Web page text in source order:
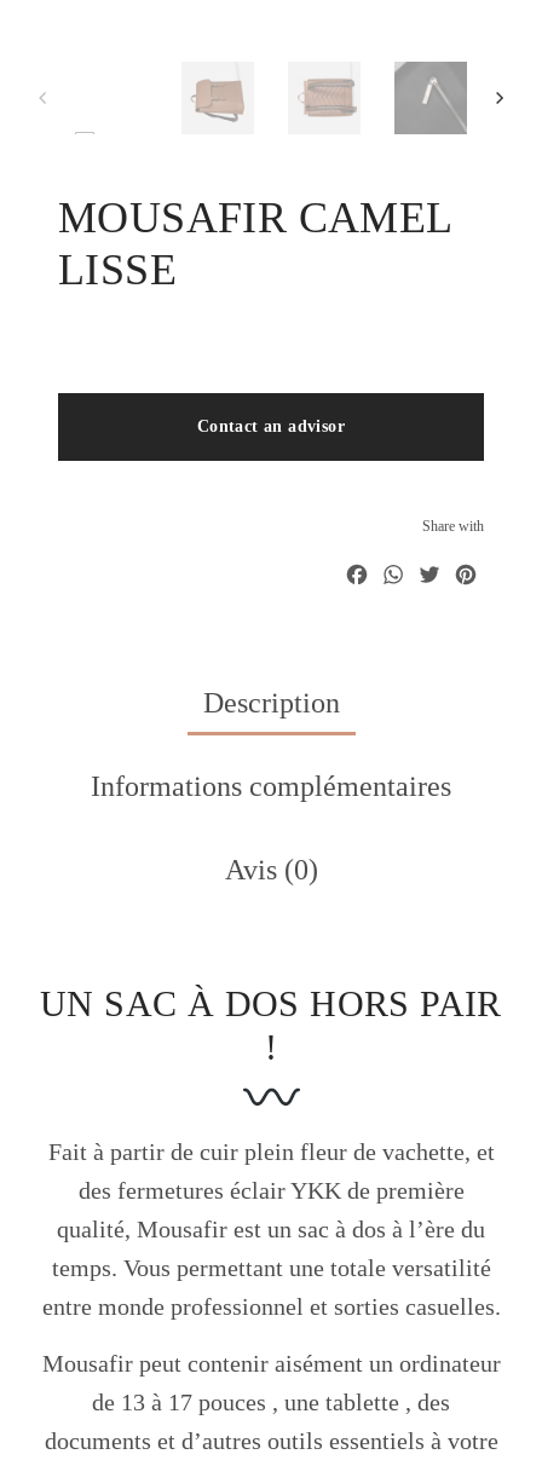
MOUSAFIR CAMEL
LISSE
Contact an advisor
Share with
Facebook
Description
Informations complémentaires
Avis (0)
UN SAC À DOS HORS PAIR
!
Fait à partir de cuir plein fleur de vachette, et
des fermetures éclair YKK de première
qualité, Mousafir est un sac à dos à l’ère du
temps. Vous permettant une totale versatilité
entre monde professionnel et sorties casuelles.
Mousafir peut contenir aisément un ordinateur
de 13 à 17 pouces , une tablette , des
documents et d’autres outils essentiels à votre